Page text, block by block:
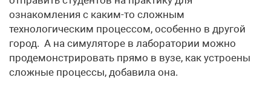
ознакомления с каким-то сложным
технологическим процессом, особенно в другой
город. А на симуляторе в лаборатории можно
продемонстрировать прямо в вузе, как устроены
сложные процессы, добавила она.